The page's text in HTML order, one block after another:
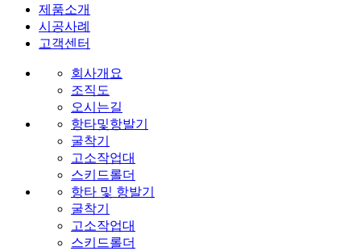
제품소개
시공사례
고객센터
회사개요
조직도
오시는길
항타및항발기
굴착기
고소작업대
스키드롤더
항타 및 항발기
굴착기
고소작업대
스키드롤더